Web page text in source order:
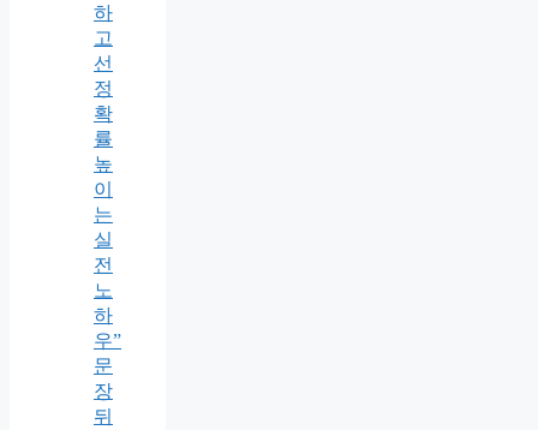
하
고
선
정
확
률
높
이
는
실
전
노
하
우”
문
장
뒤